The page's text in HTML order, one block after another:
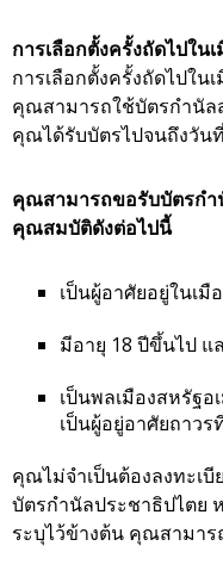
การเลือกตั้งครั้งถัดไปใน
การเลือกตั้งครั้งถัดไปใน
คุณสามารถใช้บัตรกำนัล
คุณได้รับบัตรไปจนถึงวัน
คุณสามารถขอรับบัตรก
คุณสมบัติดังต่อไปนี้
เป็นผู้อาศัยอยู่ในเมื
มีอายุ 18 ปีขึ้นไป แ
เป็นพลเมืองสหรัฐ
เป็นผู้อยู่อาศัยถาว
คุณไม่จำเป็นต้องลงทะเ
บัตรกำนัลประชาธิปไต
ระบุไว้ข้างต้น คุณสามาร